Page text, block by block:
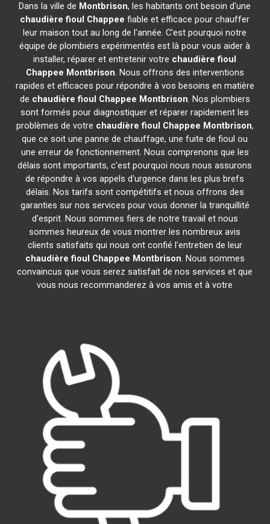
Dans la ville de Montbrison, les habitants ont besoin d'une
chaudière fioul Chappee fiable et efficace pour chauffer
leur maison tout au long de l'année. C'est pourquoi notre
équipe de plombiers expérimentés est là pour vous aider à
installer, réparer et entretenir votre chaudière fioul
Chappee Montbrison. Nous offrons des interventions
rapides et efficaces pour répondre à vos besoins en matière
de chaudière fioul Chappee Montbrison. Nos plombiers
sont formés pour diagnostiquer et réparer rapidement les
problèmes de votre chaudière fioul Chappee Montbrison,
que ce soit une panne de chauffage, une fuite de fioul ou
une erreur de fonctionnement. Nous comprenons que les
délais sont importants, c'est pourquoi nous nous assurons
de répondre à vos appels d'urgence dans les plus brefs
délais. Nos tarifs sont compétitifs et nous offrons des
garanties sur nos services pour vous donner la tranquillité
d'esprit. Nous sommes fiers de notre travail et nous
sommes heureux de vous montrer les nombreux avis
clients satisfaits qui nous ont confié l'entretien de leur
chaudière fioul Chappee Montbrison. Nous sommes
convaincus que vous serez satisfait de nos services et que
vous nous recommanderez à vos amis et à votre